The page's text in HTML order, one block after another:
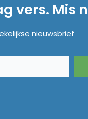
vers. Mis
nieuwsbrief